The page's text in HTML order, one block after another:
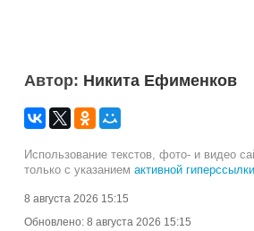
Автор: Никита Ефименков
Использование текстов, фото- и видео
только с указанием активной гиперссылки
8 августа 2026 15:15
Обновлено: 8 августа 2026 15:15